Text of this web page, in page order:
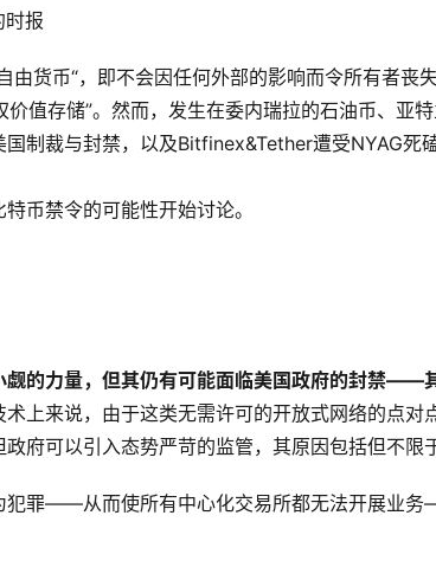
报
货币“，即不会因任何外部的影响而令所有者丧
值存储”。然而，发生在委内瑞拉的石油币、亚
制裁与封禁，以及Bitfinex&Tether遭受NYAG死
币禁令的可能性开始讨论。
觑的力量，但其仍有可能面临美国政府的封禁——
术上来说，由于这类无需许可的开放式网络的点对
府可以引入态势严苛的监管，其原因包括但不限于
犯罪——从而使所有中心化交易所都无法开展业